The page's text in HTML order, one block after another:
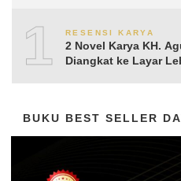
10RESENSI KARYA
2 Novel Karya KH.
Diangkat ke Layar
BUKU BEST SELLER